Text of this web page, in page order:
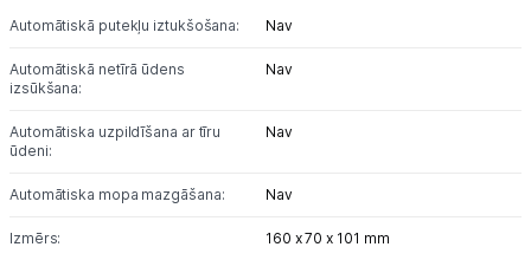
Automātiskā putekļu iztukšošana: Nav
Automātiskā netīrā ūdens
izsūkšana:
Nav
Automātiska uzpildīšana ar tīru
ūdeni:
Nav
Automātiska mopa mazgāšana: Nav
Izmērs: 160 x 70 x 101 mm